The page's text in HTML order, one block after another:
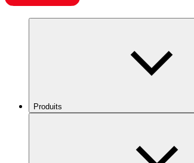
Produits